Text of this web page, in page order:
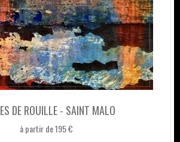
DE ROUILLE - SAINT MALO
à partir de 195 €